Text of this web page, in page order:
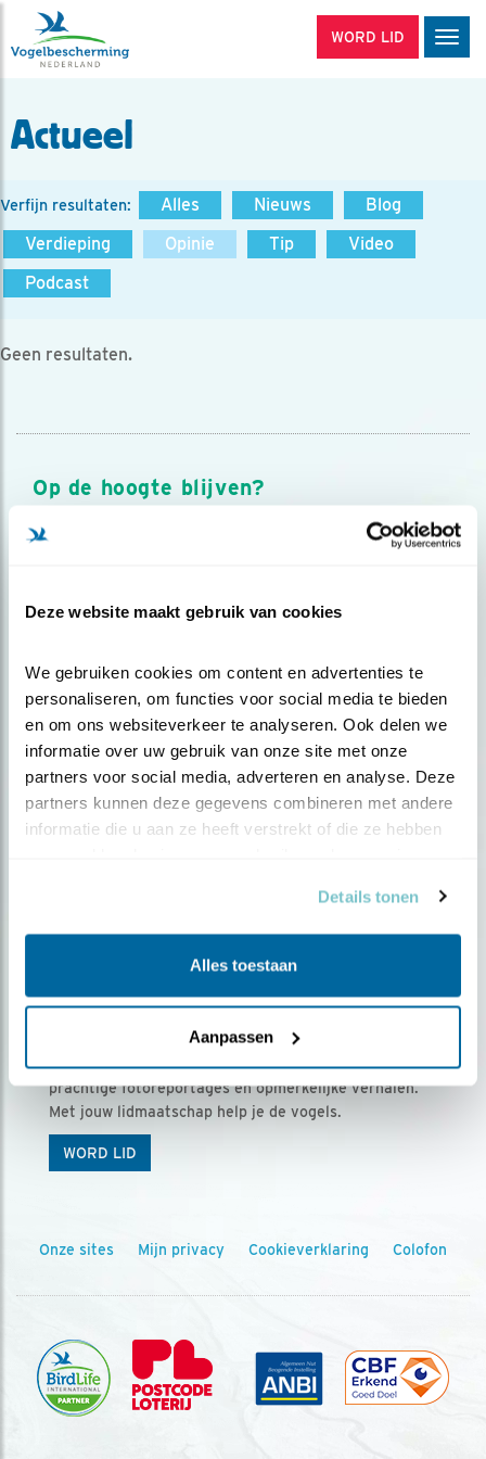
Deze website maakt gebruik van cookies
We gebruiken cookies om content en advertenties te
personaliseren, om functies voor social media te bieden
en om ons websiteverkeer te analyseren. Ook delen we
informatie over uw gebruik van onze site met onze
partners voor social media, adverteren en analyse. Deze
partners kunnen deze gegevens combineren met andere
informatie die u aan ze heeft verstrekt of die ze hebben
Details tonen
Alles toestaan
Aanpassen
WORD LID
Actueel
Verfijn resultaten: Alles Nieuws
Blog
Verdieping
Opinie Tip
Video
Podcast
Geen resultaten.
Op de hoogte blijven?
Meld je aan en ontvang nieuws, inspiratie, acties en tips
over vogels en activiteiten van Vogelbescherming.
Ontvang 5 x Vogels voor € 36,00 per jaar
Vogels is het tijdschrift voor onze leden, met
prachtige fotoreportages en opmerkelijke verhalen.
Met jouw lidmaatschap help je de vogels.
WORD LID
Onze sites Mijn privacy Cookieverklaring Colofon